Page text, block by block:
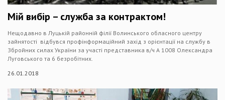
Мій вибір – служба за контрактом!
Нещодавно в Луцькій районній філії Волинського обласного центру
зайнятості відбувся профінформаційний захід з орієнтації на службу в
Збройних силах України за участі представника в/ч А 1008 Олександра
Луговського та 6 безробітних.
26.01.2018